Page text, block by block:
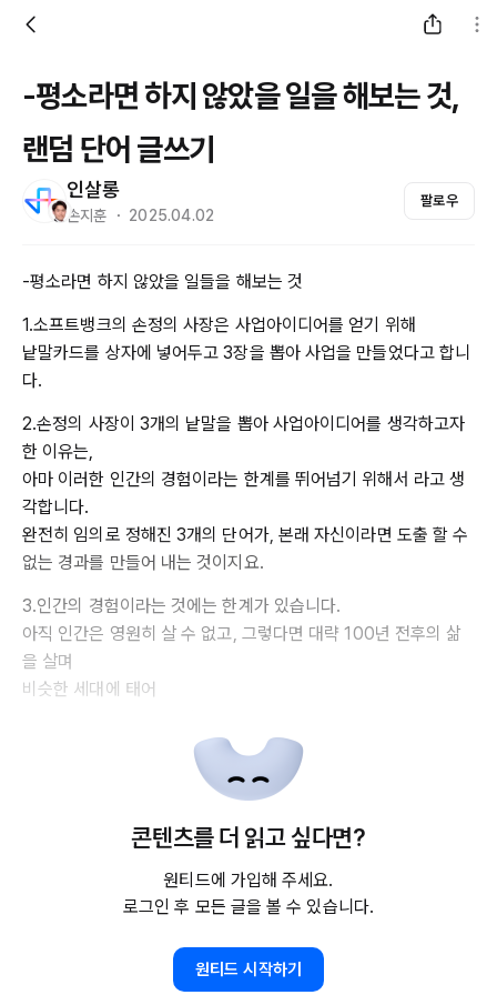
-평소라면 하지 않았을 일을 해보는 것,
랜덤 단어 글쓰기
인살롱
손지훈 ・ 2025.04.02
팔로우
-평소라면 하지 않았을 일들을 해보는 것
1.소프트뱅크의 손정의 사장은 사업아이디어를 얻기 위해
낱말카드를 상자에 넣어두고 3장을 뽑아 사업을 만들었다고 합니
다.
2.손정의 사장이 3개의 낱말을 뽑아 사업아이디어를 생각하고자
한 이유는,
아마 이러한 인간의 경험이라는 한계를 뛰어넘기 위해서 라고 생
각합니다.
완전히 임의로 정해진 3개의 단어가, 본래 자신이라면 도출 할 수
없는 경과를 만들어 내는 것이지요.
3.인간의 경험이라는 것에는 한계가 있습니다.
아직 인간은 영원히 살 수 없고, 그렇다면 대략 100년 전후의 삶
을 살며
비슷한 세대에 태어
콘텐츠를 더 읽고 싶다면?
원티드에 가입해 주세요.
로그인 후 모든 글을 볼 수 있습니다.
원티드 시작하기